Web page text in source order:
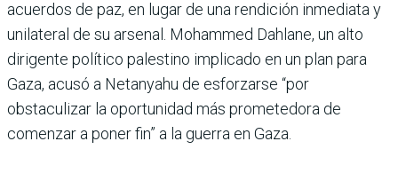
acuerdos de paz, en lugar de una rendición inmediata y
unilateral de su arsenal. Mohammed Dahlane, un alto
dirigente político palestino implicado en un plan para
Gaza, acusó a Netanyahu de esforzarse “por
obstaculizar la oportunidad más prometedora de
comenzar a poner fin” a la guerra en Gaza.